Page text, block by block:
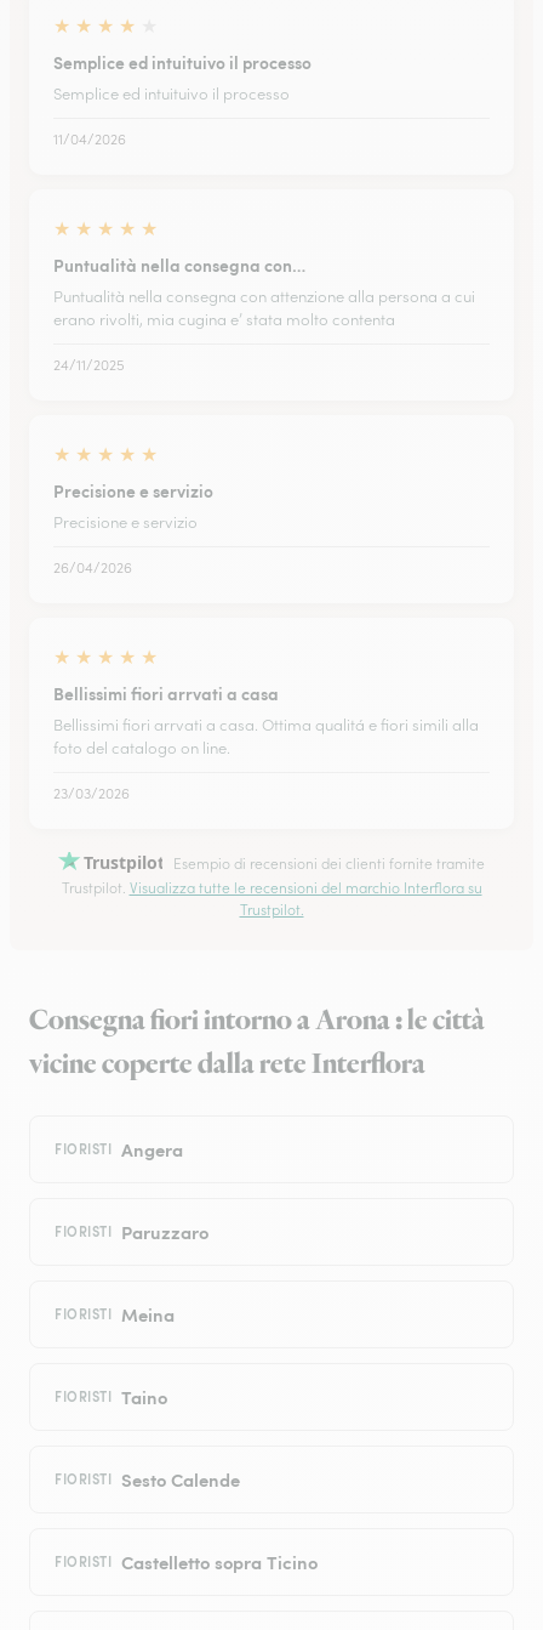
★ ★ ★ ★
Semplice ed intuituivo il processo
Semplice ed intuituivo il processo
11/04/2026
★ ★ ★ ★ ★
Puntualità nella consegna con…
Puntualità nella consegna con attenzione alla persona a cui
erano rivolti, mia cugina e’ stata molto contenta
24/11/2025
★ ★ ★ ★ ★
Precisione e servizio
Precisione e servizio
26/04/2026
★ ★ ★ ★ ★
Bellissimi fiori arrvati a casa
Bellissimi fiori arrvati a casa. Ottima qualitá e fiori simili alla
foto del catalogo on line.
23/03/2026
Trustpilot
Esempio di recensioni dei clienti fornite tramite
Trustpilot. Visualizza tutte le recensioni del marchio Interflora su
Trustpilot.
Consegna fiori intorno a Arona : le città
vicine coperte dalla rete Interflora
FIORISTI Angera
FIORISTI Paruzzaro
FIORISTI Meina
FIORISTI Taino
FIORISTI Sesto Calende
FIORISTI Castelletto sopra Ticino